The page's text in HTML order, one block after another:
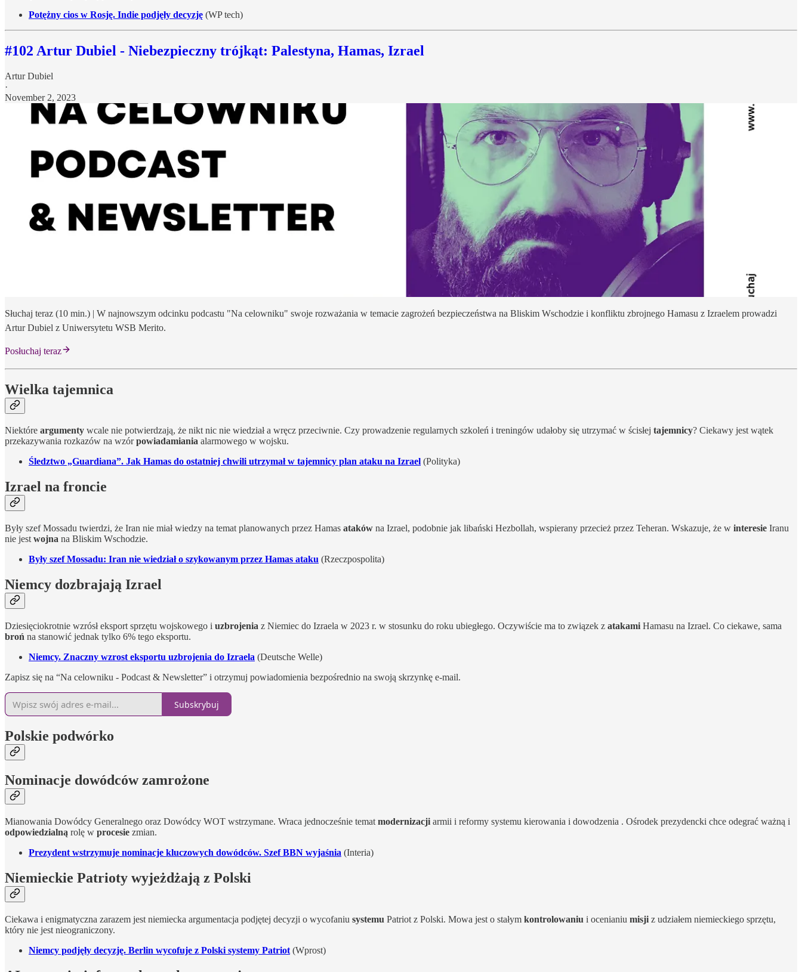
Potężny cios w Rosję. Indie podjęły decyzję (WP tech)
#102 Artur Dubiel - Niebezpieczny trójkąt: Palestyna, Hamas, Izrael
Artur Dubiel
·
November 2, 2023
Słuchaj teraz (10 min.) | W najnowszym odcinku podcastu "Na celowniku" swoje rozważania w temacie zagrożeń bezpieczeństwa na Bliskim Wschodzie i konfliktu zbrojnego Hamasu z Izraelem prowadzi
Artur Dubiel z Uniwersytetu WSB Merito.
Posłuchaj teraz
Wielka tajemnica
Niektóre argumenty wcale nie potwierdzają, że nikt nic nie wiedział a wręcz przeciwnie. Czy prowadzenie regularnych szkoleń i treningów udałoby się utrzymać w ścisłej tajemnicy? Ciekawy jest wątek
przekazywania rozkazów na wzórpowiadamiania alarmowego w wojsku.
Śledztwo „Guardiana”. Jak Hamas do ostatniej chwili utrzymał w tajemnicy plan ataku na Izrael (Polityka)
Izrael na froncie
Były szef Mossadu twierdzi, że Iran nie miał wiedzy na temat planowanych przez Hamas ataków na Izrael, podobnie jak libański Hezbollah, wspierany przecież przez Teheran. Wskazuje, że w interesie Iranu
nie jest wojna na Bliskim Wschodzie.
Były szef Mossadu: Iran nie wiedział o szykowanym przez Hamas ataku (Rzeczpospolita)
Niemcy dozbrajają Izrael
Dziesięciokrotnie wzrósł eksport sprzętu wojskowego i uzbrojenia z Niemiec do Izraela w 2023 r. w stosunku do roku ubiegłego. Oczywiście ma to związek z atakami Hamasu na Izrael. Co ciekawe, sama
broń na stanowić jednak tylko 6% tego eksportu.
Niemcy. Znaczny wzrost eksportu uzbrojenia do Izraela (Deutsche Welle)
Zapisz się na “Na celowniku - Podcast & Newsletter” i otrzymuj powiadomienia bezpośrednio na swoją skrzynkę e-mail.
Subskrybuj
Polskie podwórko
Nominacje dowódców zamrożone
Mianowania Dowódcy Generalnego oraz Dowódcy WOT wstrzymane. Wraca jednocześnie temat modernizacji armii i reformy systemu kierowania i dowodzenia . Ośrodek prezydencki chce odegrać ważną i
odpowiedzialną rolę w procesie zmian.
Prezydent wstrzymuje nominacje kluczowych dowódców. Szef BBN wyjaśnia (Interia)
Niemieckie Patrioty wyjeżdżają z Polski
Ciekawa i enigmatyczna zarazem jest niemiecka argumentacja podjętej decyzji o wycofaniu systemu Patriot z Polski. Mowa jest o stałym kontrolowaniu i ocenianiu misji z udziałem niemieckiego sprzętu,
który nie jest nieograniczony.
Niemcy podjęły decyzję. Berlin wycofuje z Polski systemy Patriot (Wprost)